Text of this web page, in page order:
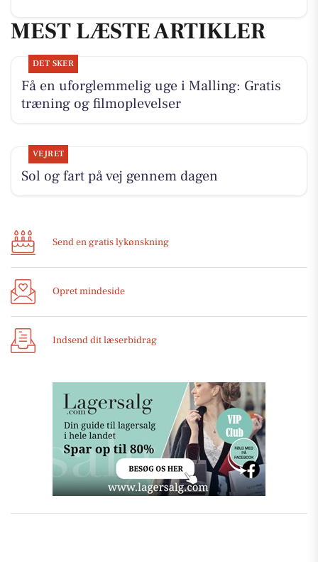
MEST LÆSTE ARTIKLER
DET SKER
Få en uforglemmelig uge i Malling: Gratis
træning og filmoplevelser
VEJRET
Sol og fart på vej gennem dagen
Send en gratis lykønskning
Opret mindeside
Indsend dit læserbidrag